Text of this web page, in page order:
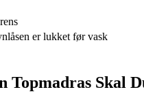
er lukket før vask
Skal